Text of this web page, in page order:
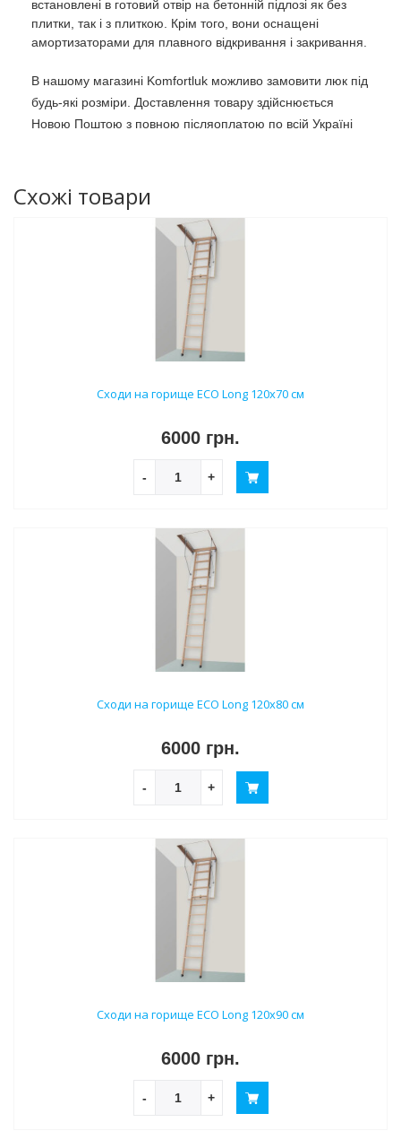
встановлені в готовий отвір на бетонній підлозі як без
плитки, так і з плиткою. Крім того, вони оснащені
амортизаторами для плавного відкривання і закривання.
В нашому магазині Komfortluk можливо замовити люк під
будь-які розміри. Доставлення товару здійснюється
Новою Поштою з повною післяоплатою по всій Україні
Схожі товари
Сходи на горище ECO Long 120х70 см
6000 грн.
- +
Сходи на горище ECO Long 120х80 см
6000 грн.
- +
Сходи на горище ECO Long 120х90 см
6000 грн.
- +